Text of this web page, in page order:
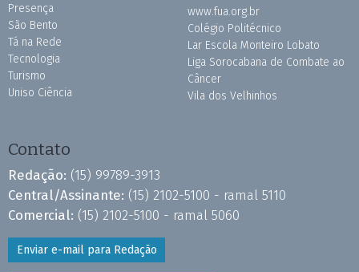
Presença
São Bento
Tá na Rede
Tecnologia
Turismo
Uniso Ciência
www.fua.org.br
Colégio Politécnico
Lar Escola Monteiro Lobato
Liga Sorocabana de Combate ao
Câncer
Vila dos Velhinhos
Contato
Redação: (15) 99789-3913
Central/Assinante: (15) 2102-5100 - ramal 5110
Comercial: (15) 2102-5100 - ramal 5060
Enviar e-mail para Redação